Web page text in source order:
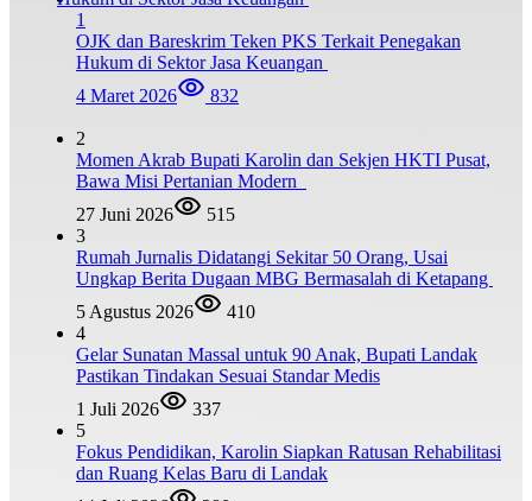
1
OJK dan Bareskrim Teken PKS Terkait Penegakan
Hukum di Sektor Jasa Keuangan
4 Maret 2026
832
2
Momen Akrab Bupati Karolin dan Sekjen HKTI Pusat,
Bawa Misi Pertanian Modern
27 Juni 2026
515
3
Rumah Jurnalis Didatangi Sekitar 50 Orang, Usai
Ungkap Berita Dugaan MBG Bermasalah di Ketapang
5 Agustus 2026
410
4
Gelar Sunatan Massal untuk 90 Anak, Bupati Landak
Pastikan Tindakan Sesuai Standar Medis
1 Juli 2026
337
5
Fokus Pendidikan, Karolin Siapkan Ratusan Rehabilitasi
dan Ruang Kelas Baru di Landak